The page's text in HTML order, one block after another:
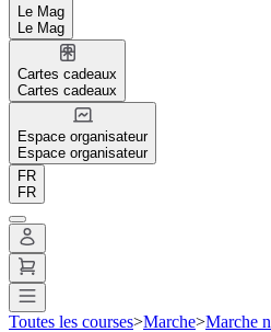
Le Mag
Le Mag
Cartes cadeaux
Cartes cadeaux
Espace organisateur
Espace organisateur
FR
FR
Toutes les courses>Marche>Marche